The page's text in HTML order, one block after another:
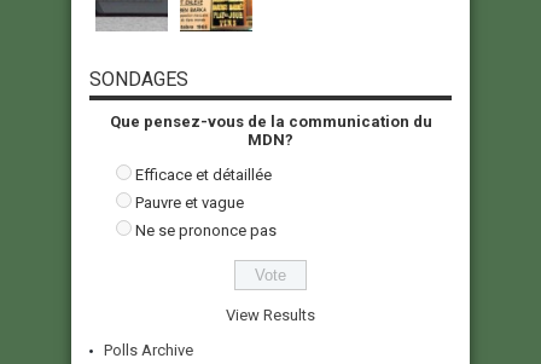
SONDAGES
Que pensez-vous de la communication du
MDN?
Efficace et détaillée
Pauvre et vague
Ne se prononce pas
View Results
Polls Archive